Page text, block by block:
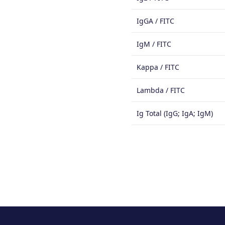
IgGA / FITC
IgM / FITC
Kappa / FITC
Lambda / FITC
Ig Total (IgG; IgA; IgM)